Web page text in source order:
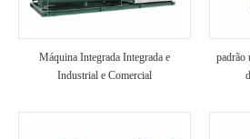
Máquina Integrada Integrada e
Industrial e Comercial
padrão